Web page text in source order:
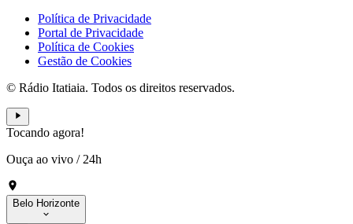
Política de Privacidade
Portal de Privacidade
Política de Cookies
Gestão de Cookies
© Rádio Itatiaia. Todos os direitos reservados.
Tocando agora!
Ouça ao vivo / 24h
Belo Horizonte